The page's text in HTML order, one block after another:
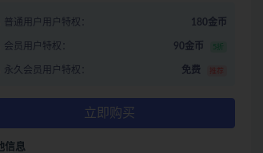
普通用户用户特权： 180金币
会员用户特权： 90金币 5折
永久会员用户特权： 免费 推荐
立即购买
信息